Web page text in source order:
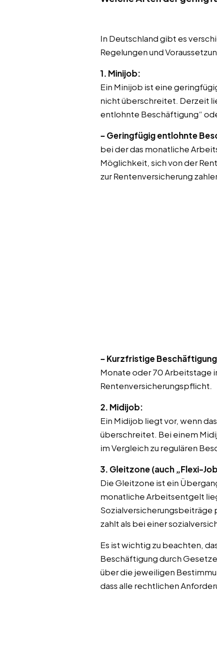
In Deutschland gibt es
Regelungen und
1. Minijob:
Ein Minijob ist eine
nicht überschreitet. Derzeit
entlohnte Beschäftigung“
– Geringfügig entlohnte
bei der das monatliche
Möglichkeit, sich von der
zur Rentenversicherung
– Kurzfristige
Monate oder 70 Arbeitstage
Rentenversicherungspflicht.
2. Midijob:
Ein Midijob liegt vor, wenn
überschreitet. Bei einem
im Vergleich zu regulären
3. Gleitzone (auch „Flexi-
Die Gleitzone ist ein
monatliche Arbeitsentgelt
Sozialversicherungsbeiträge
zahlt als bei einer
Es ist wichtig zu beachten,
Beschäftigung durch
über die jeweiligen
dass alle rechtlichen